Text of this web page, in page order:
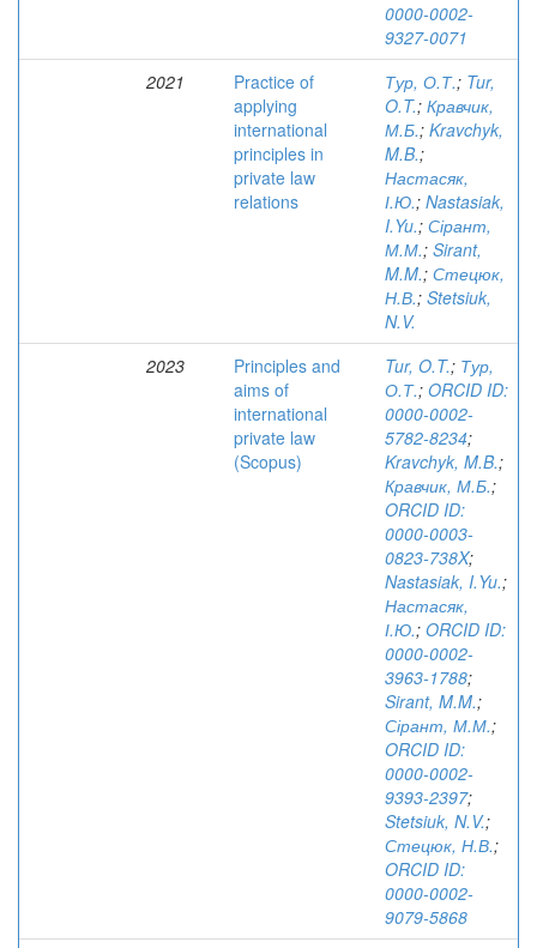
0000-0002-
9327-0071
2021
Practice of
applying
international
principles in
private law
relations
Тур, О.Т.; Tur,
O.T.; Кравчик,
М.Б.; Kravchyk,
M.B.;
Настасяк,
І.Ю.; Nastasiak,
I.Yu.; Сірант,
М.М.; Sirant,
M.M.; Стецюк,
Н.В.; Stetsiuk,
N.V.
2023
Principles and
aims of
international
private law
(Scopus)
Tur, O.T.; Тур,
О.Т.; ORCID ID:
0000-0002-
5782-8234;
Kravchyk, M.B.;
Кравчик, М.Б.;
ORCID ID:
0000-0003-
0823-738X;
Nastasiak, I.Yu.;
Настасяк,
І.Ю.; ORCID ID:
0000-0002-
3963-1788;
Sirant, M.M.;
Сірант, М.М.;
ORCID ID:
0000-0002-
9393-2397;
Stetsiuk, N.V.;
Стецюк, Н.В.;
ORCID ID:
0000-0002-
9079-5868